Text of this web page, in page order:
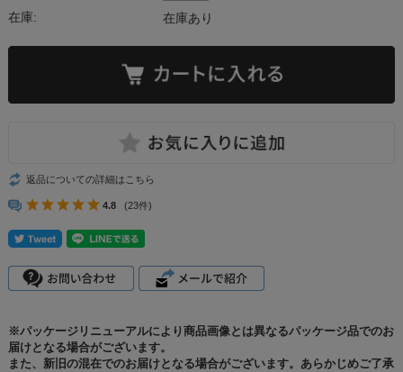
在庫: 在庫あり
返品についての詳細はこちら
4.8 (23件)
※パッケージリニューアルにより商品画像とは異なるパッケージ品でのお
届けとなる場合がございます。
また、新旧の混在でのお届けとなる場合がございます。あらかじめご了承